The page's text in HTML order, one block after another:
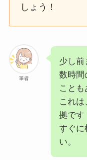
しょう！
筆者
少し前
数時間
ことも
これ
拠です
すぐに
い。